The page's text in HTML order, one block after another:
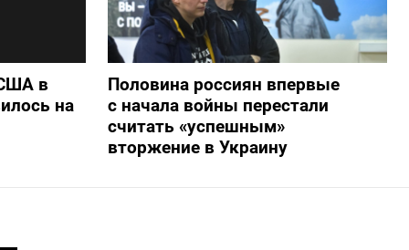
в
на
Половина россиян впервые
с начала войны перестали
считать «успешным»
вторжение в Украину